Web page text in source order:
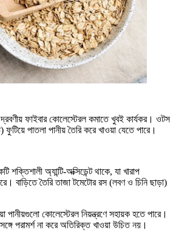
ফাইবার কোলেস্টেরল কমাতে খুবই কার্যকর। ওটস
পাতলা পানীয় তৈরি করে খাওয়া যেতে পারে।
অ্যান্টি-অক্সিডেন্ট থাকে, যা খারাপ
বাড়িতে তৈরি তাজা টমেটোর রস (লবণ ও চিনি ছাড়া)
পানীয়গুলো কোলেস্টেরল নিয়ন্ত্রণে সহায়ক হতে পারে।
পরামর্শ না করে অতিরিক্ত খাওয়া উচিত নয়।